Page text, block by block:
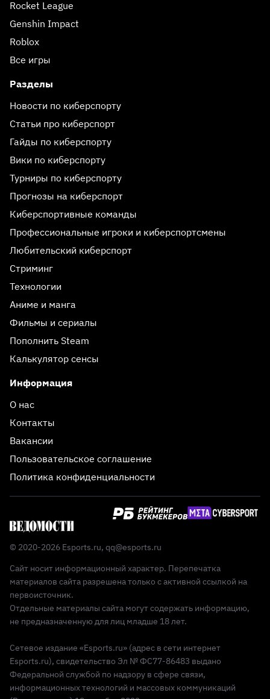
Rocket League
Genshin Impact
Roblox
Все игры
Разделы
Новости по киберспорту
Статьи про киберспорт
Гайды по киберспорту
Вики по киберспорту
Турниры по киберспорту
Прогнозы на киберспорт
Киберспортивные команды
Профессиональные игроки и киберспортсмены
Любительский киберспорт
Стриминг
Технологии
Аниме и манга
Фильмы и сериалы
Пополнить Steam
Калькулятор сенсы
Информация
О нас
Контакты
Вакансии
Пользовательское соглашение
Политика конфиденциальности
© 2020-2026 Esports.ru, qq@esports.ru
Сайт носит информационный характер. Перепечатка
материалов сайта разрешена только с активной ссылкой на
первоисточник.
Отдельные материалы сайта могут содержать информацию,
не предназначенную для лиц младше 18 лет.
Сетевое издание «Esports.ru» (адрес в сети интернет
Esports.ru), свидетельство Эл № ФС77-86483 выдано
Федеральной службой по надзору в сфере связи,
информационных технологий и массовых коммуникаций